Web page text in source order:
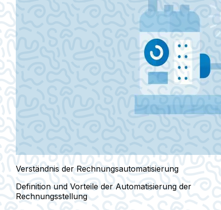
Verständnis der Rechnungsautomatisierung
Definition und Vorteile der Automatisierung der
Rechnungsstellung